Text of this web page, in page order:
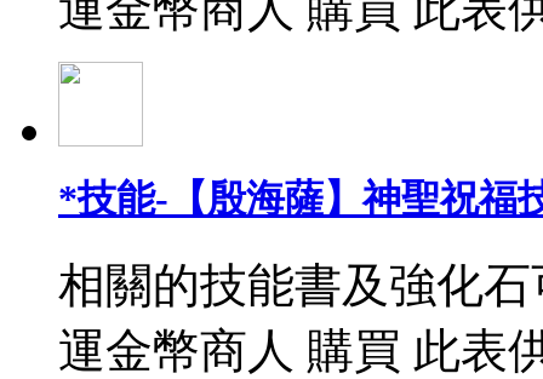
*技能-【殷海薩】神聖祝福
相關的技能書及強化
運金幣商人 購買 此表